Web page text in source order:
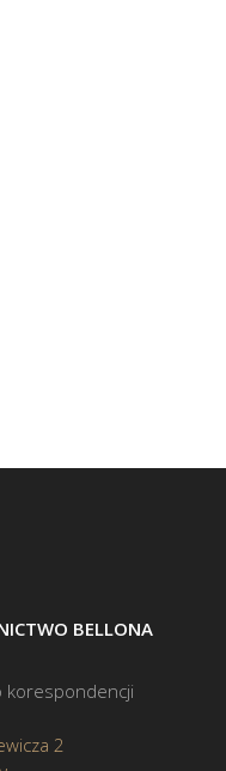
BELLONA
korespondencji
2